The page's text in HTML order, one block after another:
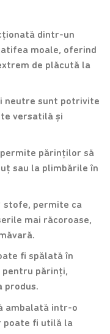
dintr-un
moale, oferind
de plăcută la
neutre sunt potrivite
versatilă și
părinților să
sau la plimbările în
stofe, permite ca
mai răcoroase,
fi spălată în
pentru părinți,
produs.
ambalată intr-o
poate fi utilă la